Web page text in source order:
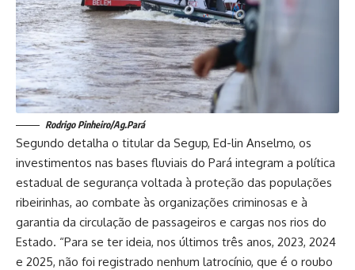
Rodrigo Pinheiro/Ag.Pará
Segundo detalha o titular da Segup, Ed-lin Anselmo, os
investimentos nas bases fluviais do Pará integram a política
estadual de segurança voltada à proteção das populações
ribeirinhas, ao combate às organizações criminosas e à
garantia da circulação de passageiros e cargas nos rios do
Estado. “Para se ter ideia, nos últimos três anos, 2023, 2024
e 2025, não foi registrado nenhum latrocínio, que é o roubo